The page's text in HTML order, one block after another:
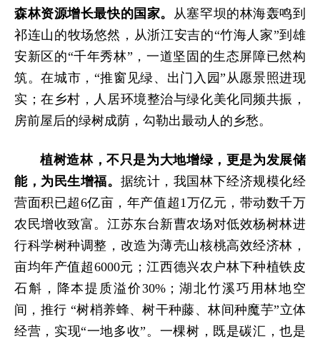
森林资源增长最快的国家。
从塞罕坝的林海轰鸣到
祁连山的牧场悠然，从浙江安吉的“竹海人家”到雄
安新区的“千年秀林”，一道坚固的生态屏障已然构
筑。在城市，“推窗见绿、出门入园”从愿景照进现
实；在乡村，人居环境整治与绿化美化同频共振，
房前屋后的绿树成荫，勾勒出最动人的乡愁。
植树造林，不只是为大地增绿，更是为发展储
能，为民生增福。 据统计，我国林下经济规模化经
营面积已超6亿亩，年产值超1万亿元，带动数千万
农民增收致富。江苏东台新曹农场对低效杨树林进
行科学树种调整，改造为薄壳山核桃高效经济林，
亩均年产值超6000元；江西德兴农户林下种植铁皮
石斛，降本提质溢价30%；湖北竹溪巧用林地空
间，推行 “树梢养蜂、树干种藤、林间种魔芋”立体
经营，实现“一地多收”。 一棵树，既是碳汇，也是